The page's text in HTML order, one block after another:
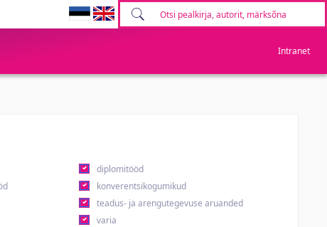
Intranet
diplomitööd
konverentsikogumikud
teadus- ja arengutegevuse aruanded
varia